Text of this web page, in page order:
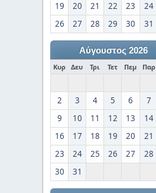
19
20 21 22 23 24
26
27 28 29 30 31
Αύγουστος 2026
Κυρ Δευ Τρι Τετ Πεμ Παρ
2
3 4 5 6 7
9
10 11 12 13 14
16
17 18 19 20 21
23
24 25 26 27 28
30
31